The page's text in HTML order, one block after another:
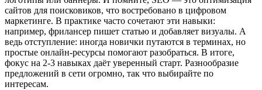
сайтов для поисковиков, что востребовано в цифровом
маркетинге. В практике часто сочетают эти навыки:
например, фрилансер пишет статью и добавляет визуалы. А
ведь отступление: иногда новички путаются в терминах, но
простые онлайн-ресурсы помогают разобраться. В итоге,
фокус на 2-3 навыках даёт уверенный старт. Разнообразие
предложений в сети огромно, так что выбирайте по
интересам.